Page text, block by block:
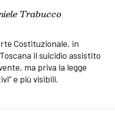
Trabucco
Costituzionale, in
il suicidio assistito
ma priva la legge
e più visibili.